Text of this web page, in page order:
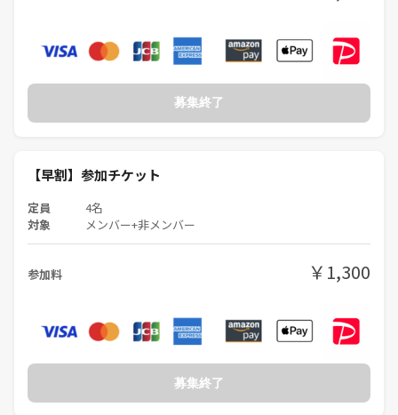
募集終了
【早割】参加チケット
定員 4名
対象
メンバー+非メンバー
参加料 ￥1,300
募集終了